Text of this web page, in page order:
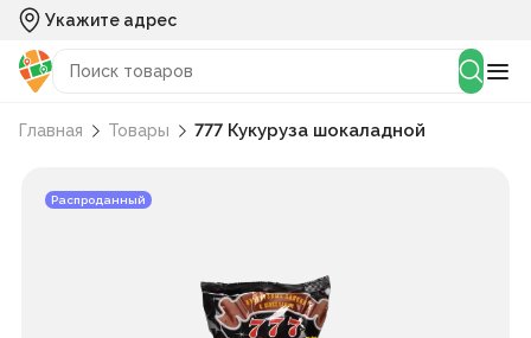
Укажите адрес
Главная Товары 777 Кукуруза шокаладной
Распроданный